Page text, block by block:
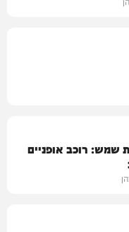
שמש: רוכב אופניים